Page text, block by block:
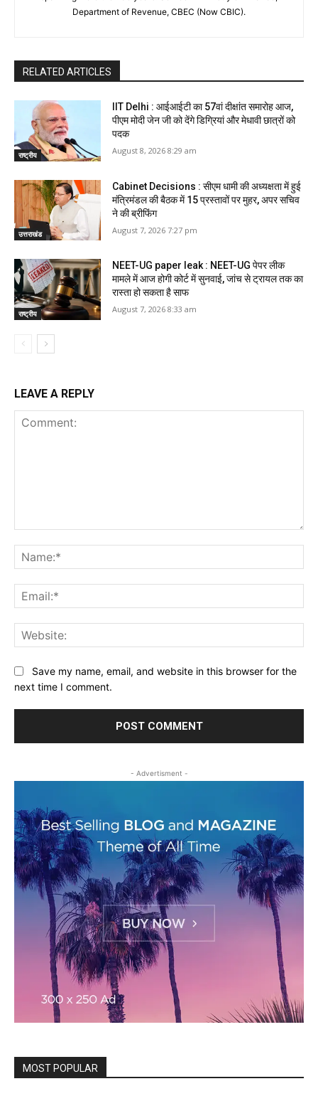
Department of Revenue, CBEC (Now CBIC).
RELATED ARTICLES
राष्ट्रीय
IIT Delhi : आईआईटी का 57वां दीक्षांत समारोह आज,
पीएम मोदी जेन जी को देंगे डिग्रियां और मेधावी छात्रों को
पदक
August 8, 2026 8:29 am
उत्तराखंड
Cabinet Decisions : सीएम धामी की अध्यक्षता में हुई
मंत्रिमंडल की बैठक में 15 प्रस्तावों पर मुहर, अपर सचिव
ने की ब्रीफिंग
August 7, 2026 7:27 pm
राष्ट्रीय
NEET-UG paper leak : NEET-UG पेपर लीक
मामले में आज होगी कोर्ट में सुनवाई, जांच से ट्रायल तक का
रास्ता हो सकता है साफ
August 7, 2026 8:33 am
LEAVE A REPLY
Save my name, email, and website in this browser for the
next time I comment.
- Advertisment -
MOST POPULAR